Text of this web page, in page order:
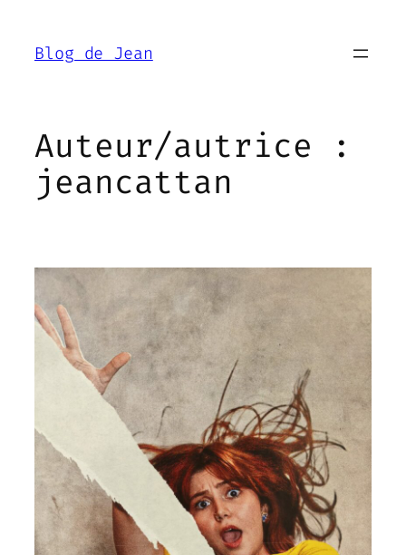
contenu
Blog de Jean
Auteur/autrice :
jeancattan